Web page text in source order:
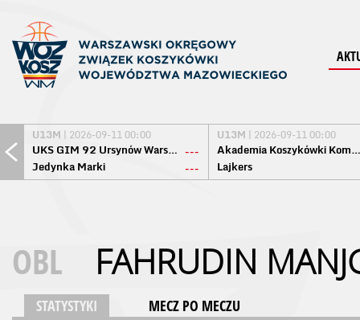
U13M | 2026-09-11 00:00
UKS GIM 92 Ursynów Warszawa ---
Jedynka Marki
---
U13M | 2026-09-11 00:00
Akademia Koszykówki Komorów
Lajkers
OBL FAHRUDIN
STATYSTYKI MECZ PO MECZU